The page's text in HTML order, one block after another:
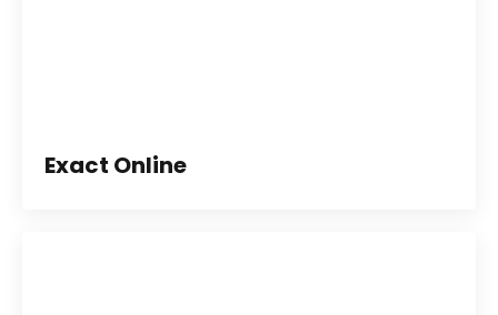
Exact Online